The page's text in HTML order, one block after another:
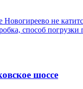
не
способ погрузки
шоссе